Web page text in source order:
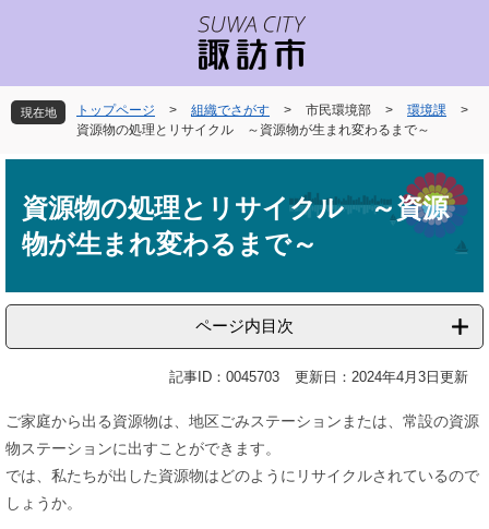
先
頭
を
飛
現在地 トップページ > 組織でさがす > 市民環境部 > 環境課
>
資源物の処理とリサイクル ～資源物が生まれ変わるまで～
資源物の処理とリサイクル ～資源
物が生まれ変わるまで～
ページ内目次
記事ID：0045703 更新日：2024年4月3日更新
ご家庭から出る資源物は、地区ごみステーションまたは、常設の資源
物ステーションに出すことができます。
では、私たちが出した資源物はどのようにリサイクルされているので
しょうか。